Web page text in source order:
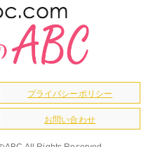
プライバシーポリシー
お問い合わせ